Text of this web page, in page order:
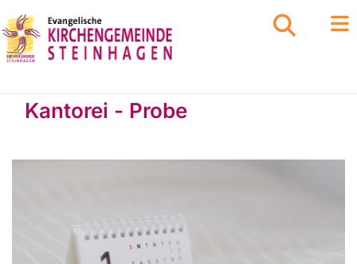
Kantorei - Probe